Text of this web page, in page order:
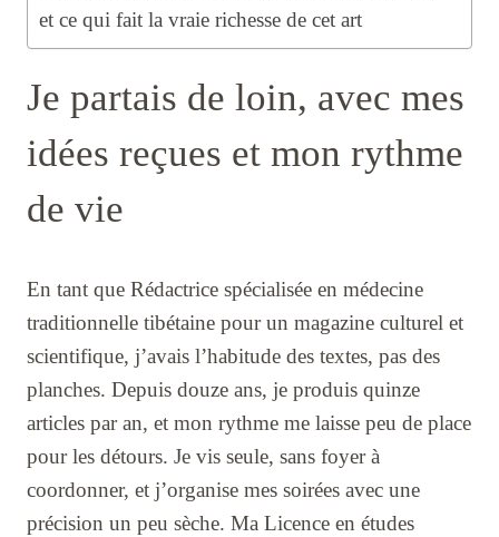
et ce qui fait la vraie richesse de cet art
Je partais de loin, avec mes
idées reçues et mon rythme
de vie
En tant que Rédactrice spécialisée en médecine
traditionnelle tibétaine pour un magazine culturel et
scientifique, j’avais l’habitude des textes, pas des
planches. Depuis douze ans, je produis quinze
articles par an, et mon rythme me laisse peu de place
pour les détours. Je vis seule, sans foyer à
coordonner, et j’organise mes soirées avec une
précision un peu sèche. Ma Licence en études